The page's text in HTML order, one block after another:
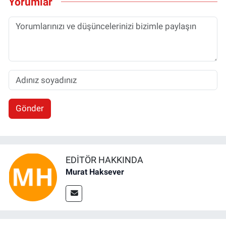
Gönder
EDITÖR HAKKINDA
Murat Haksever